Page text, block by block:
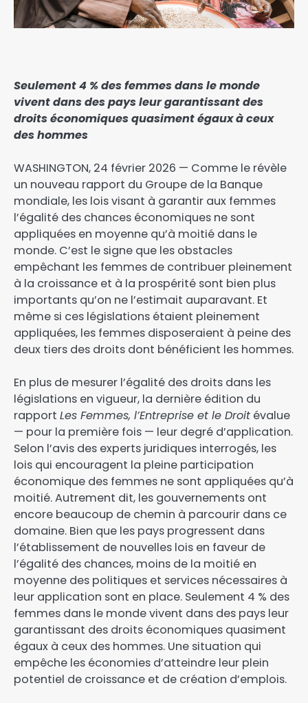
Seulement 4 % des femmes dans le monde
vivent dans des pays leur garantissant des
droits économiques quasiment égaux à ceux
des hommes
WASHINGTON, 24 février 2026 — Comme le révèle
un nouveau rapport du Groupe de la Banque
mondiale, les lois visant à garantir aux femmes
l’égalité des chances économiques ne sont
appliquées en moyenne qu’à moitié dans le
monde. C’est le signe que les obstacles
empêchant les femmes de contribuer pleinement
à la croissance et à la prospérité sont bien plus
importants qu’on ne l’estimait auparavant. Et
même si ces législations étaient pleinement
appliquées, les femmes disposeraient à peine des
deux tiers des droits dont bénéficient les hommes.
En plus de mesurer l’égalité des droits dans les
législations en vigueur, la dernière édition du
rapport Les Femmes, l’Entreprise et le Droit évalue
— pour la première fois — leur degré d’application.
Selon l’avis des experts juridiques interrogés, les
lois qui encouragent la pleine participation
économique des femmes ne sont appliquées qu’à
moitié. Autrement dit, les gouvernements ont
encore beaucoup de chemin à parcourir dans ce
domaine. Bien que les pays progressent dans
l’établissement de nouvelles lois en faveur de
l’égalité des chances, moins de la moitié en
moyenne des politiques et services nécessaires à
leur application sont en place. Seulement 4 % des
femmes dans le monde vivent dans des pays leur
garantissant des droits économiques quasiment
égaux à ceux des hommes. Une situation qui
empêche les économies d’atteindre leur plein
potentiel de croissance et de création d’emplois.